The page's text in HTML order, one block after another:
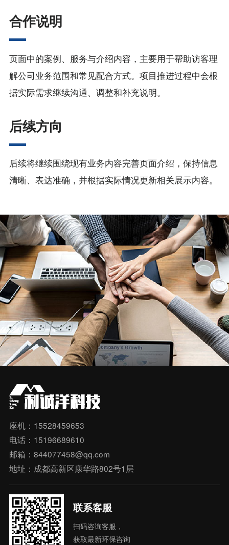
合作说明
页面中的案例、服务与介绍内容，主要用于帮助访客理
解公司业务范围和常见配合方式。项目推进过程中会根
据实际需求继续沟通、调整和补充说明。
后续方向
后续将继续围绕现有业务内容完善页面介绍，保持信息
清晰、表达准确，并根据实际情况更新相关展示内容。
座机：15528459653
电话：15196689610
邮箱：844077458@qq.com
地址：成都高新区康华路802号1层
联系客服
扫码咨询客服，
获取最新环保咨询